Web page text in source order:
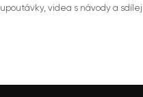
upoutávky, videa s návody a